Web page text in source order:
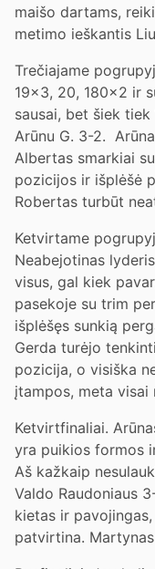
maišo dartams,
metimo ieškantis
Trečiajame
19x3, 20, 180x2 ir
sausai, bet šiek tiek
Arūnu G. 3-2.
Albertas smarkiai
pozicijos ir išplėšė
Robertas turbūt
Ketvirtame
Neabejotinas
visus, gal kiek
pasekoje su trim
išplėšęs sunkią
Gerda turėjo
pozicija, o visiška
įtampos, meta
Ketvirtfinaliai.
yra puikios formos
Aš kažkaip
Valdo Raudoniaus
kietas ir
patvirtina.